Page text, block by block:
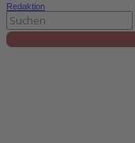
Redaktion